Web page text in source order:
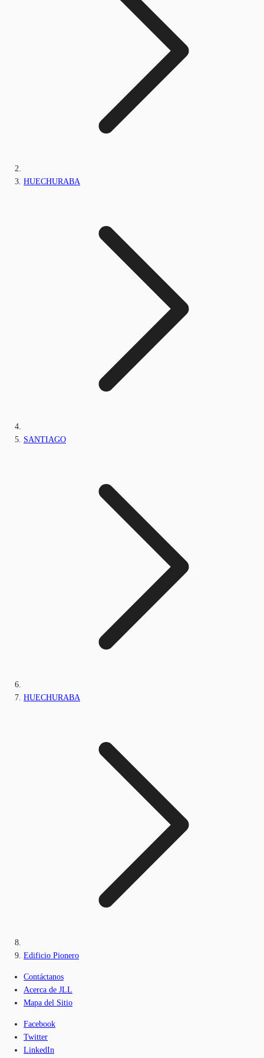
HUECHURABA
SANTIAGO
HUECHURABA
Edificio Pionero
Contáctanos
Acerca de JLL
Mapa del Sitio
Facebook
Twitter
LinkedIn